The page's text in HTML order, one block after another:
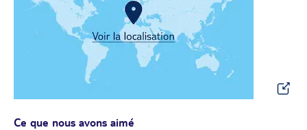
Ce que nous avons aimé